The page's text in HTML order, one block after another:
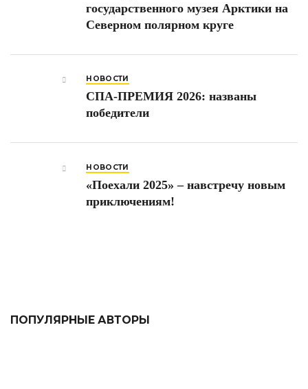
государственного музея Арктики на
Северном полярном круге
НОВОСТИ
СПА-ПРЕМИЯ 2026: названы
победители
НОВОСТИ
«Поехали 2025» – навстречу новым
приключениям!
ПОПУЛЯРНЫЕ АВТОРЫ